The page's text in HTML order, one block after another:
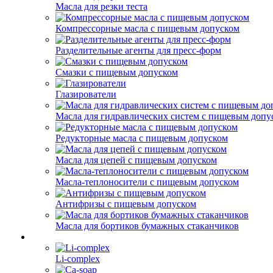
Масла для резки теста
Компрессорные масла с пищевым допуском
Разделительные агенты для пресс-форм
Смазки с пищевым допуском
Глазирователи
Масла для гидравлических систем с пищевым
Редукторные масла с пищевым допуском
Масла для цепей с пищевым допуском
Масла-теплоносители с пищевым допуском
Антифризы с пищевым допуском
Масла для бортиков бумажных стаканчиков
Li-complex